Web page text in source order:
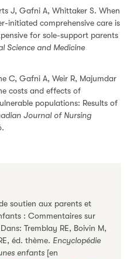
J, Gafni A, Whittaker S. When
initiated comprehensive care is
for sole-support parents
Science and Medicine
C, Gafni A, Weir R, Majumdar
costs and effects of
populations: Results of
Journal of Nursing
soutien aux parents et
: Commentaires sur
Tremblay RE, Boivin M,
éd. thème. Encyclopédie
enfants [en